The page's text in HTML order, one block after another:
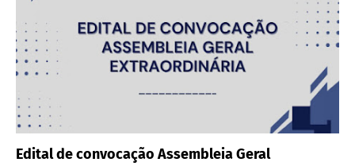
Edital de convocação Assembleia Geral